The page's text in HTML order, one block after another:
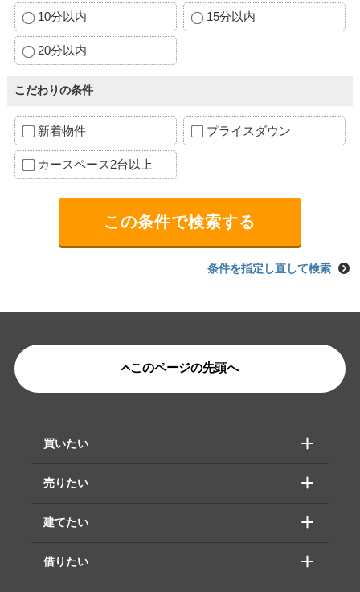
10分以内 15分以内
20分以内
こだわりの条件
新着物件 プライスダウン
カースペース2台以上
条件を指定し直して検索
このページの先頭へ
買いたい
売りたい
建てたい
借りたい